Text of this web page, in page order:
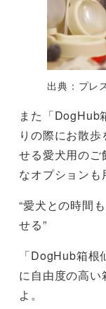
出典：プレ
また「DogHub
りの際にお散
せる愛犬用のご
なオプションも
“愛犬との時間
せる”
「DogHub箱
に自由度の高
よ。